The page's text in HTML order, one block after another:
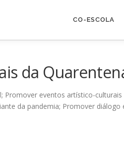
CO-ESCOLA
da
Promover eventos artístico-
da pandemia; Promover